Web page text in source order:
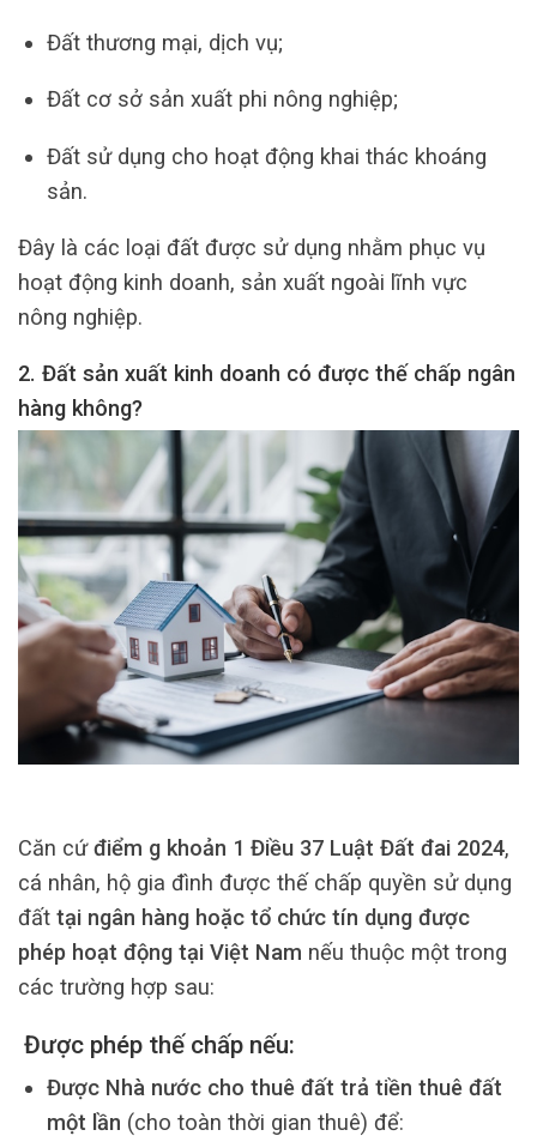
Đất thương mại, dịch vụ;
Đất cơ sở sản xuất phi nông nghiệp;
Đất sử dụng cho hoạt động khai thác khoáng
sản.
Đây là các loại đất được sử dụng nhằm phục vụ
hoạt động kinh doanh, sản xuất ngoài lĩnh vực
nông nghiệp.
2. Đất sản xuất kinh doanh có được thế chấp ngân
hàng không?
Căn cứđiểm g khoản 1 Điều 37 Luật Đất đai 2024,
cá nhân, hộ gia đình được thế chấp quyền sử dụng
đất tại ngân hàng hoặc tổ chức tín dụng được
phép hoạt động tại Việt Nam nếu thuộc một trong
các trường hợp sau:
Được phép thế chấp nếu:
Được Nhà nước cho thuê đất trả tiền thuê đất
một lần (cho toàn thời gian thuê) để: